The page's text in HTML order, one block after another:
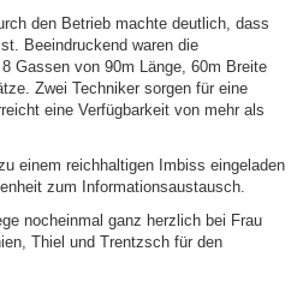
den Betrieb machte deutlich, dass
Beeindruckend waren die
Gassen von 90m Länge, 60m Breite
Zwei Techniker sorgen für eine
eine Verfügbarkeit von mehr als
einem reichhaltigen Imbiss eingeladen
zum Informationsaustausch.
nocheinmal ganz herzlich bei Frau
Thiel und Trentzsch für den